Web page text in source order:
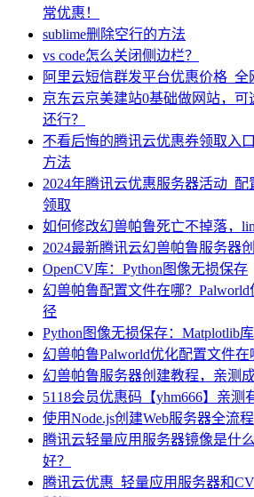
常优惠！
sublime删除空行的方法
vs code怎么关闭侧边栏？
阿里云短信群发平台优惠价格_
京东云京美建站0基础做网站，可
还行？
不看后悔的腾讯云优惠券领取入
方法
2024年腾讯云优惠服务器活动_
领取
如何修改幻兽帕鲁死亡不掉落，
2024最新腾讯云幻兽帕鲁服务器
OpenCV库：Python图像无损保存
幻兽帕鲁配置文件在哪？
径
Python图像无损保存：Matplotlib库
幻兽帕鲁Palworld优化配置文件在
幻兽帕鲁服务器创建教程，亲测
5118会员优惠码【yhm666】亲测
使用Node.js创建Web服务器全流程
腾讯云轻量应用服务器镜像是什
好？
腾讯云优惠_轻量应用服务器和